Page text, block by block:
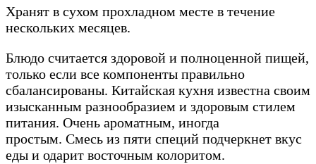
Хранят в сухом прохладном месте в течение
нескольких месяцев.
Блюдо считается здоровой и полноценной пищей,
только если все компоненты правильно
сбалансированы. Китайская кухня известна своим
изысканным разнообразием и здоровым стилем
питания. Очень ароматным, иногда
простым. Смесь из пяти специй подчеркнет вкус
еды и одарит восточным колоритом.